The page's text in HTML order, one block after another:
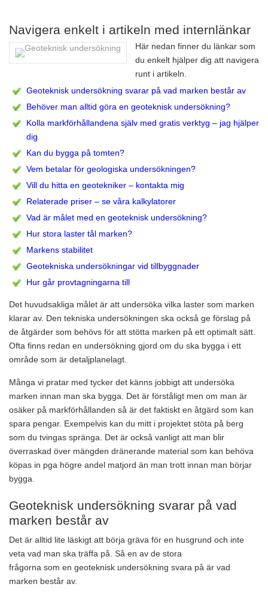
Navigera enkelt i artikeln med internlänkar
Här nedan finner du länkar som
du enkelt hjälper dig att navigera
runt i artikeln.
Geoteknisk undersökning svarar på vad marken består av
Behöver man alltid göra en geoteknisk undersökning?
Kolla markförhållandena själv med gratis verktyg – jag hjälper
dig
Kan du bygga på tomten?
Vem betalar för geologiska undersökningen?
Vill du hitta en geotekniker – kontakta mig
Relaterade priser – se våra kalkylatorer
Vad är målet med en geoteknisk undersökning?
Hur stora laster tål marken?
Markens stabilitet
Geotekniska undersökningar vid tillbyggnader
Hur går provtagningarna till
Det huvudsakliga målet är att undersöka vilka laster som marken
klarar av. Den tekniska undersökningen ska också ge förslag på
de åtgärder som behövs för att stötta marken på ett optimalt sätt.
Ofta finns redan en undersökning gjord om du ska bygga i ett
område som är detaljplanelagt.
Många vi pratar med tycker det känns jobbigt att undersöka
marken innan man ska bygga. Det är förståligt men om man är
osäker på markförhållanden så är det faktiskt en åtgärd som kan
spara pengar. Exempelvis kan du mitt i projektet stöta på berg
som du tvingas spränga. Det är också vanligt att man blir
överraskad över mängden dränerande material som kan behöva
köpas in pga högre andel matjord än man trott innan man börjar
bygga.
Geoteknisk undersökning svarar på vad
marken består av
Det är alltid lite läskigt att börja gräva för en husgrund och inte
veta vad man ska träffa på. Så en av de stora
frågorna som en geoteknisk undersökning svara på är vad
marken består av.